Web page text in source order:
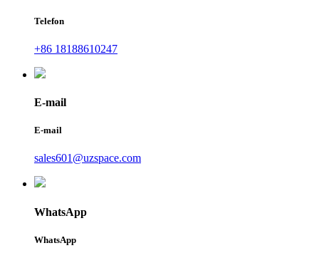
Telefon
+86 18188610247
E-mail
E-mail
sales601@uzspace.com
WhatsApp
WhatsApp